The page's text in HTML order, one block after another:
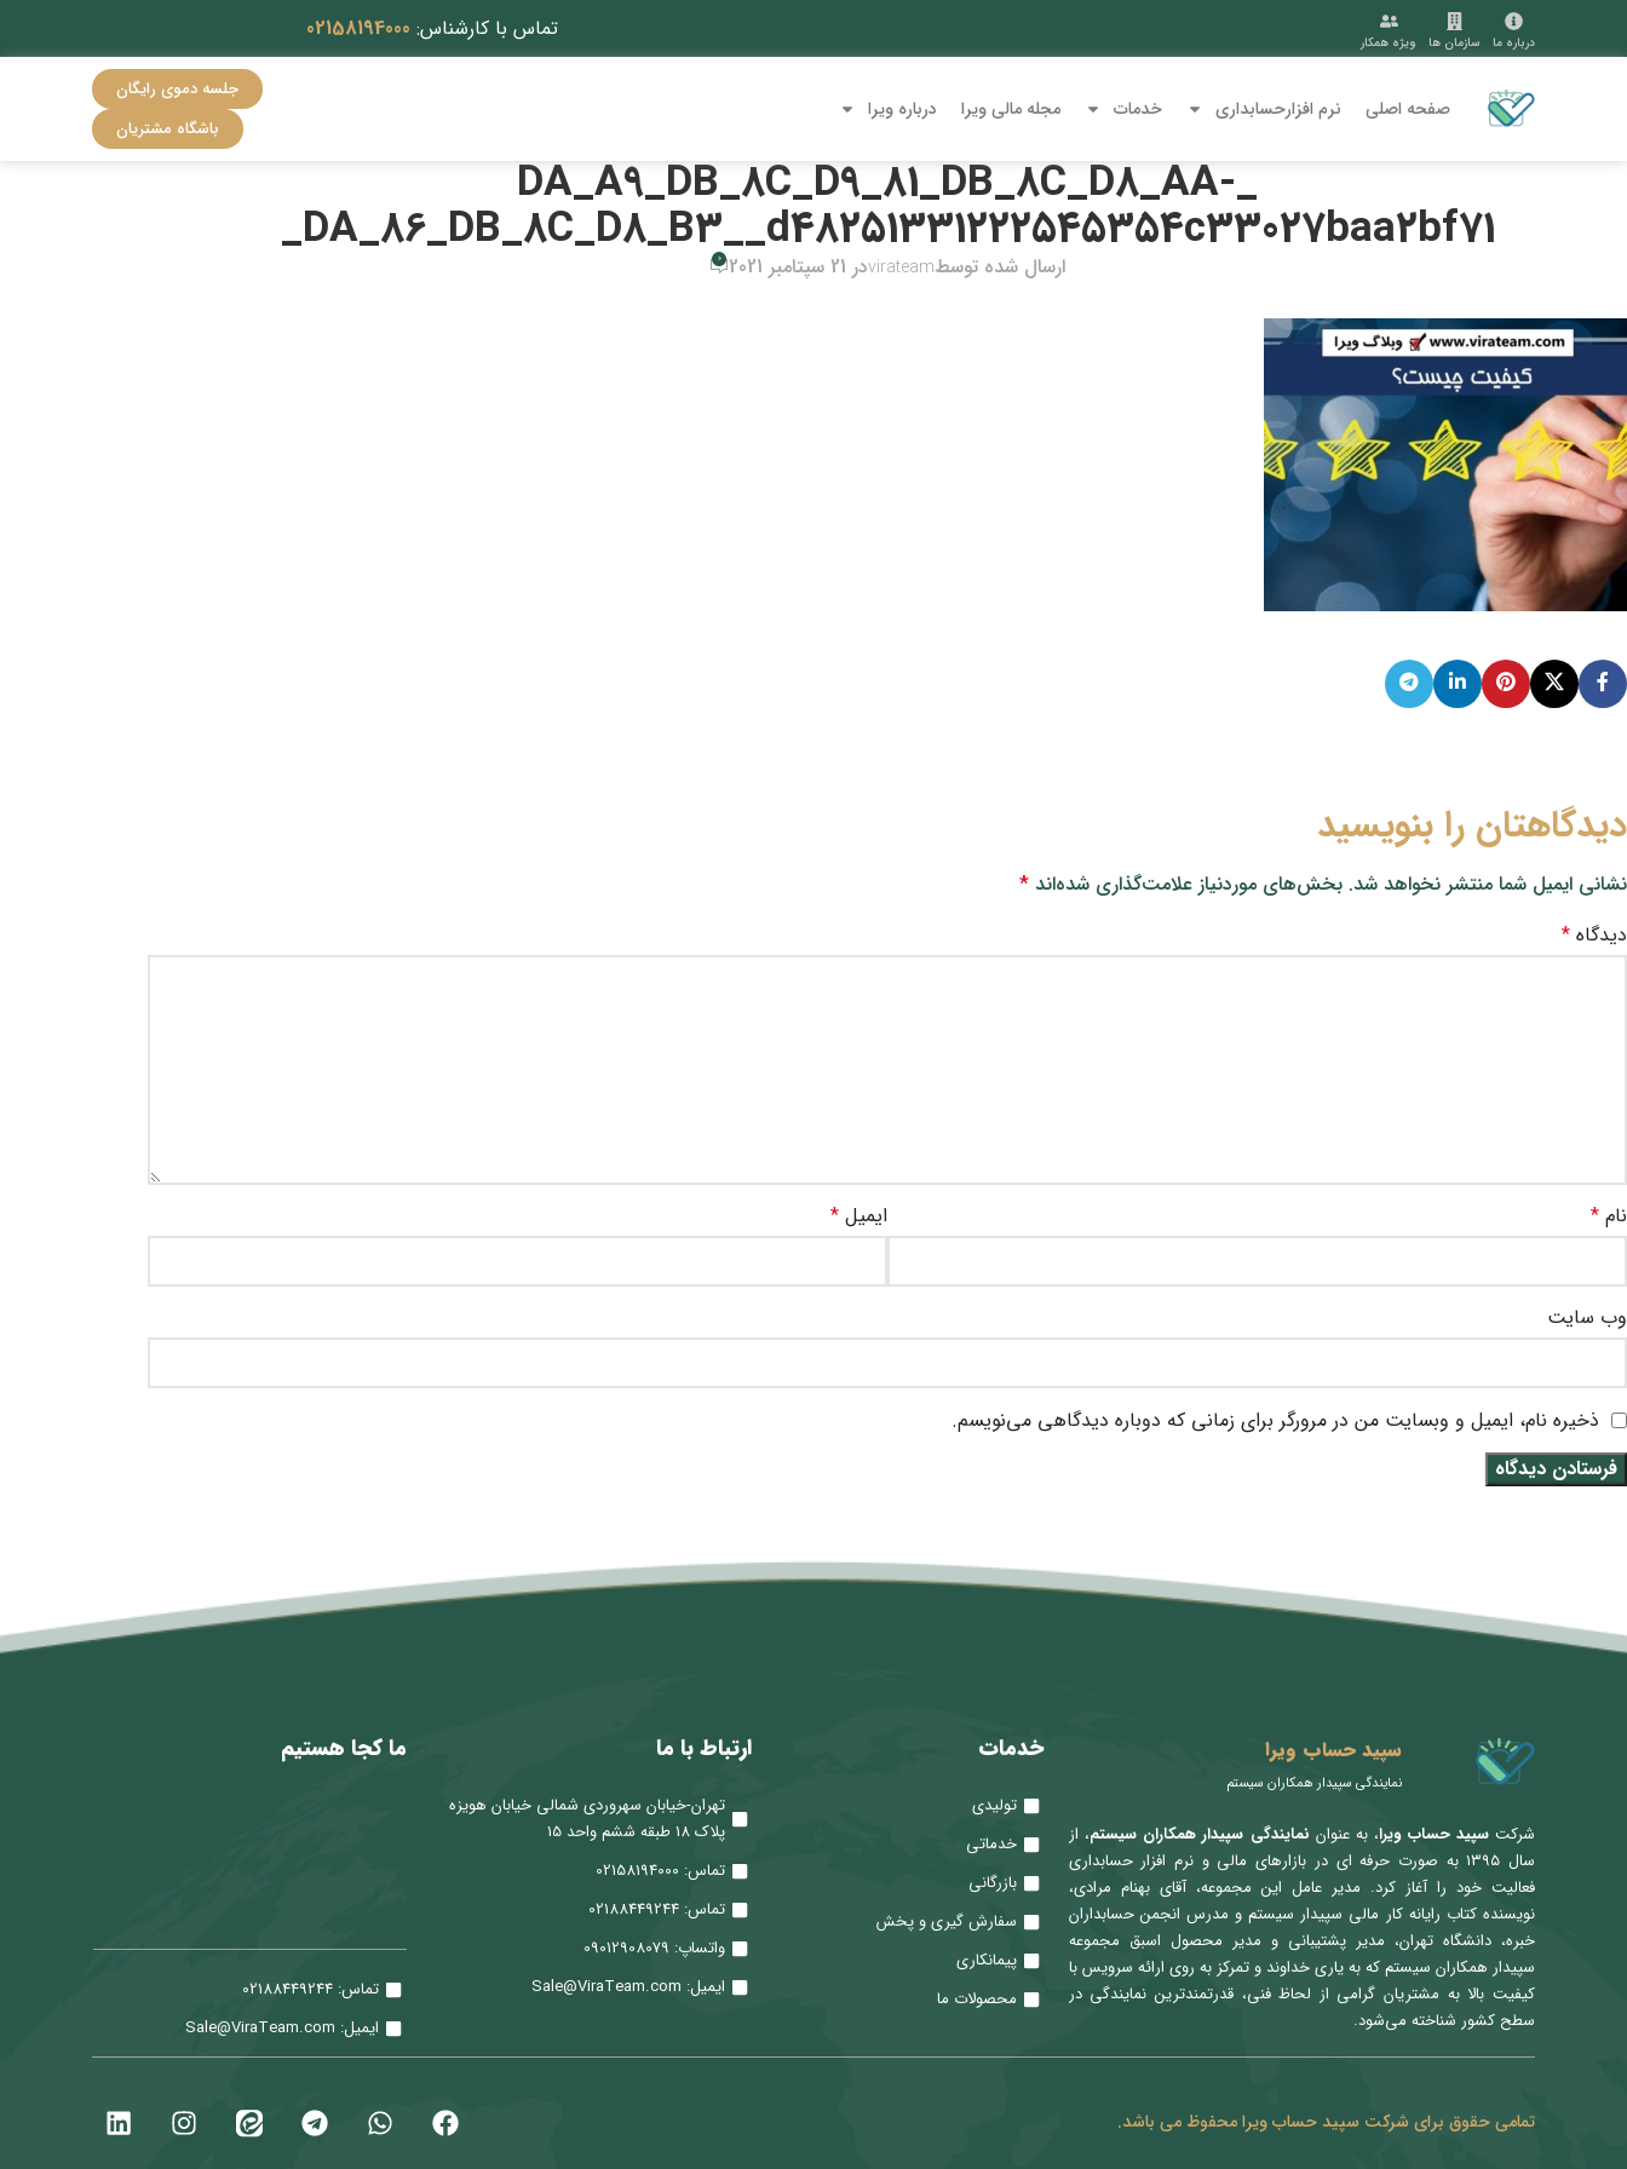
درباره ما سازمان ها ویژه همکار تماس با کارشناس: 02158194000
صفحه اصلی نرم افزارحسابداری خدمات مجله مالی ویرا درباره ویرا
جلسه دموی رایگان
باشگاه مشتریان
_DA_A9_DB_8C_D9_81_DB_8C_D8_AA-
_DA_86_DB_8C_D8_B3__d48251331222545354c33027baa2bf71
ارسال شده توسطvirateamدر 21 سپتامبر 2021 0
دیدگاهتان را بنویسید
نشانی ایمیل شما منتشر نخواهد شد. بخش‌های موردنیاز علامت‌گذاری شده‌اند *
دیدگاه *
نام * ایمیل *
وب‌ سایت
ذخیره نام، ایمیل و وبسایت من در مرورگر برای زمانی که دوباره دیدگاهی می‌نویسم.
متن سربرگ خود را وارد کنید
سپید حساب ویرا
نمایندگی سپیدار همکاران سیستم
شرکتسپید حساب ویرا، به عنوان نمایندگی سپیدار همکاران سیستم، از
سال ۱۳۹۵ به صورت حرفه ای در بازارهای مالی و نرم افزار حسابداری
فعالیت خود را آغاز کرد. مدیر عامل این مجموعه، آقای بهنام مرادی،
نویسنده کتاب رایانه کار مالی سپیدار سیستم و مدرس انجمن حسابداران
خبره، دانشگاه تهران، مدیر پشتیبانی و مدیر محصول اسبق مجموعه
سپیدار همکاران سیستم که به یاری خداوند و تمرکز به روی ارائه سرویس با
کیفیت بالا به مشتریان گرامی از لحاظ فنی، قدرتمندترین نمایندگی در
سطح کشور شناخته می‌شود.
خدمات
تولیدی
خدماتی
بازرگانی
سفارش گیری و پخش
پیمانکاری
محصولات ما
ارتباط با ما
تهران-خیابان سهروردی شمالی خیابان هویزه
پلاک 18 طبقه ششم واحد 15
تماس: 02158194000
تماس: 02188449244
واتساپ: 09012908079
ایمیل: Sale@ViraTeam.com
ما کجا هستیم
تماس: 02188449244
ایمیل: Sale@ViraTeam.com
تمامی حقوق برای شرکت سپید حساب ویرا محفوظ می باشد.